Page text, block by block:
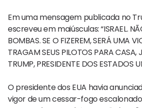
Em uma mensagem publicada no
escreveu em maiúsculas: “ISRAEL.
BOMBAS. SE O FIZEREM, SERÁ UMA
TRAGAM SEUS PILOTOS PARA CASA,
TRUMP, PRESIDENTE DOS ESTADOS
O presidente dos EUA havia
vigor de um cessar-fogo